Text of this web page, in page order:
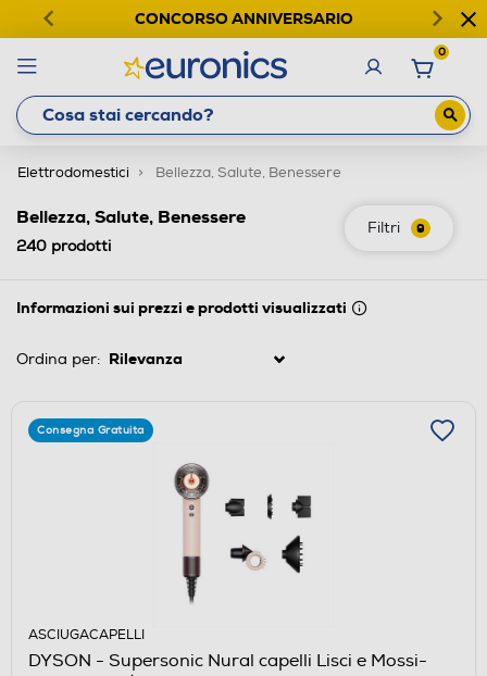
CONCORSO ANNIVERSARIO
0
Elettrodomestici Bellezza, Salute, Benessere
Filtri 9
Bellezza, Salute, Benessere
240 prodotti
Informazioni sui prezzi e prodotti visualizzati
Ordina per:
Consegna Gratuita
ASCIUGACAPELLI
DYSON - Supersonic Nural capelli Lisci e Mossi-